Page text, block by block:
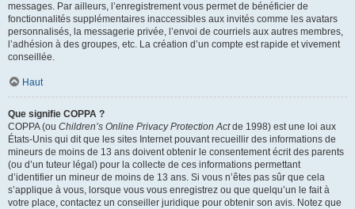
messages. Par ailleurs, l’enregistrement vous permet de bénéficier de
fonctionnalités supplémentaires inaccessibles aux invités comme les avatars
personnalisés, la messagerie privée, l’envoi de courriels aux autres membres,
l’adhésion à des groupes, etc. La création d’un compte est rapide et vivement
conseillée.
Haut
Que signifie COPPA ?
COPPA (ou Children’s Online Privacy Protection Actde 1998) est une loi aux
États-Unis qui dit que les sites Internet pouvant recueillir des informations de
mineurs de moins de 13 ans doivent obtenir le consentement écrit des parents
(ou d’un tuteur légal) pour la collecte de ces informations permettant
d’identifier un mineur de moins de 13 ans. Si vous n’êtes pas sûr que cela
s’applique à vous, lorsque vous vous enregistrez ou que quelqu’un le fait à
votre place, contactez un conseiller juridique pour obtenir son avis. Notez que